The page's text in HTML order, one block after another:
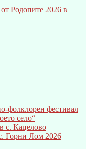
Родопите 2026 в
фолклорен фестивал
село“
с. Кацелово
Горни Лом 2026